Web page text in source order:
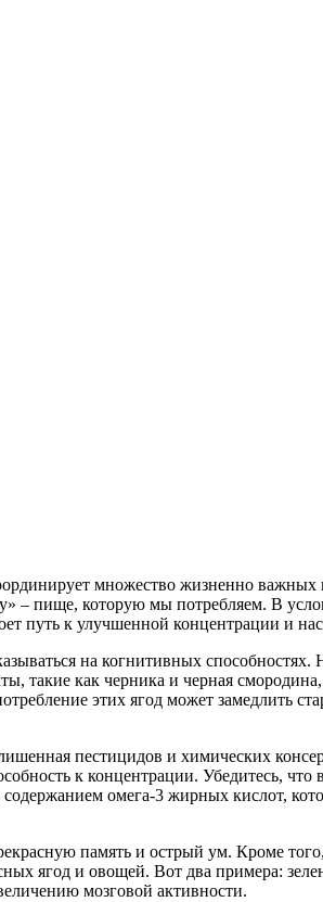
множество жизненно важных
– пище, которую мы потребляем. В
путь к улучшенной концентрации и
на когнитивных способностях.
такие как черника и черная
этих ягод может замедлить
пестицидов и химических
к концентрации. Убедитесь,
омега-3 жирных кислот,
память и острый ум. Кроме
ягод и овощей. Вот два примера:
мозговой активности.